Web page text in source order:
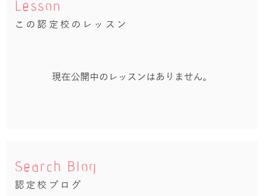
Lesson
この認定校のレッスン
現在公開中のレッスンはありません。
Search Blog
認定校ブログ